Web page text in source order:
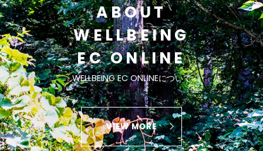
ABOUT
WELLBEING
EC ONLINE
WELLBEING EC ONLINEについて
VIEW MORE